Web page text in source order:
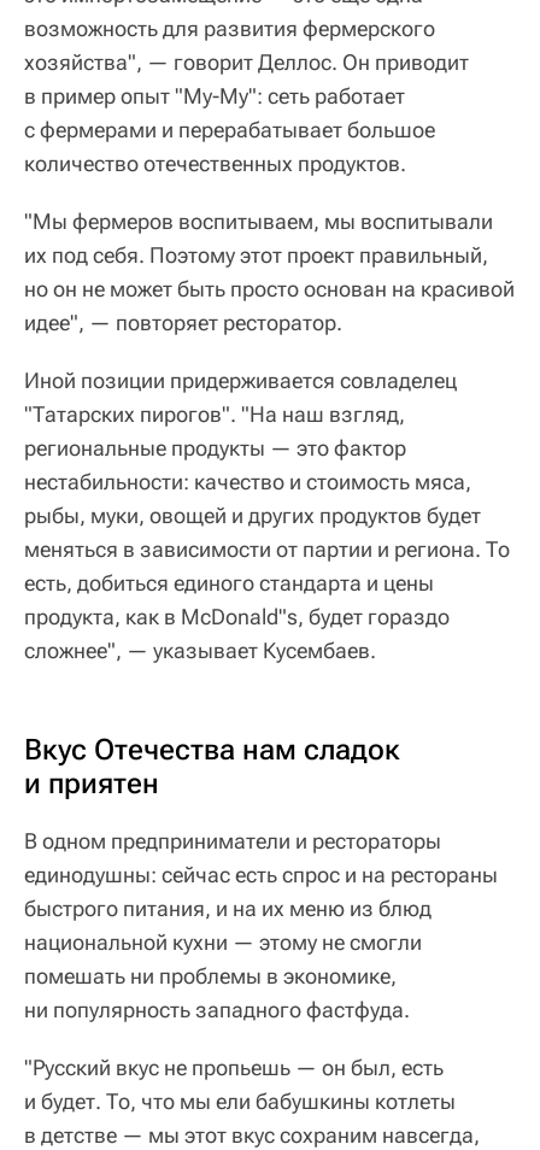
возможность для развития фермерского
хозяйства", — говорит Деллос. Он приводит
в пример опыт "Му-Му": сеть работает
с фермерами и перерабатывает большое
количество отечественных продуктов.
"Мы фермеров воспитываем, мы воспитывали
их под себя. Поэтому этот проект правильный,
но он не может быть просто основан на красивой
идее", — повторяет ресторатор.
Иной позиции придерживается совладелец
"Татарских пирогов". "На наш взгляд,
региональные продукты — это фактор
нестабильности: качество и стоимость мяса,
рыбы, муки, овощей и других продуктов будет
меняться в зависимости от партии и региона. То
есть, добиться единого стандарта и цены
продукта, как в McDonald"s, будет гораздо
сложнее", — указывает Кусембаев.
Вкус Отечества нам сладок
и приятен
В одном предприниматели и рестораторы
единодушны: сейчас есть спрос и на рестораны
быстрого питания, и на их меню из блюд
национальной кухни — этому не смогли
помешать ни проблемы в экономике,
ни популярность западного фастфуда.
"Русский вкус не пропьешь — он был, есть
и будет. То, что мы ели бабушкины котлеты
в детстве — мы этот вкус сохраним навсегда,